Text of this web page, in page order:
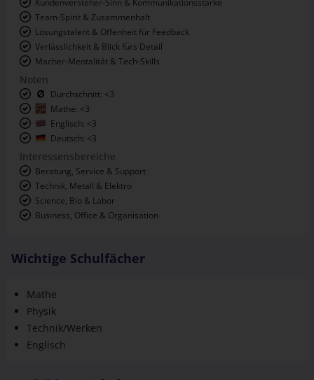
Verlässlichkeit & Blick fürs Detail
Macher-Mentalität & Tech-Skills
Noten
Deutsch: <3
Interessensbereiche
Beratung, Service & Support
Science, Bio & Labor
Business, Office & Organisation
Wichtige Schulfächer
Mathe
Technik/Werken
Englisch
Ausbildungsinhalte